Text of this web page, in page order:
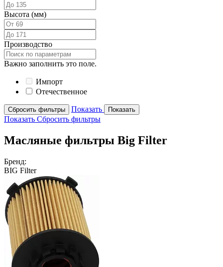
Высота (мм)
Производство
Важно заполнить это поле.
Импорт
Отечественное
Сбросить фильтры Показать Показать
Показать Сбросить фильтры
Масляные фильтры Big Filter
Бренд:
BIG Filter